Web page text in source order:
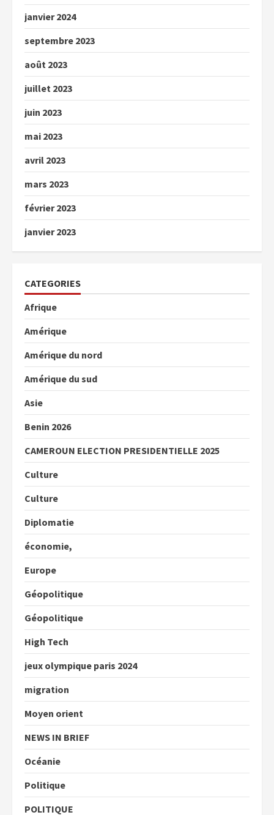
janvier 2024
septembre 2023
août 2023
juillet 2023
juin 2023
mai 2023
avril 2023
mars 2023
février 2023
janvier 2023
CATEGORIES
Afrique
Amérique
Amérique du nord
Amérique du sud
Asie
Benin 2026
CAMEROUN ELECTION PRESIDENTIELLE 2025
Culture
Culture
Diplomatie
économie,
Europe
Géopolitique
Géopolitique
High Tech
jeux olympique paris 2024
migration
Moyen orient
NEWS IN BRIEF
Océanie
Politique
POLITIQUE